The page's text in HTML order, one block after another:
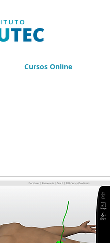
Cursos Online